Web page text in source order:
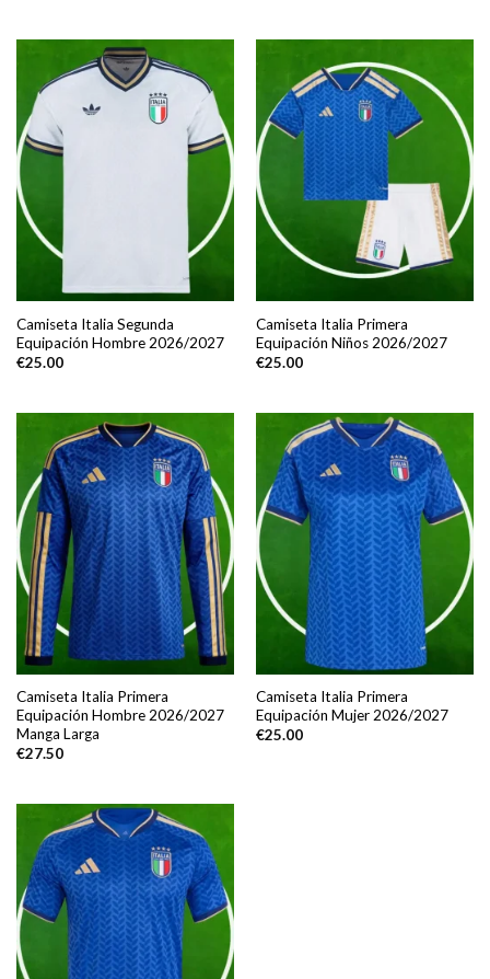
Camiseta Italia Segunda
Equipación Hombre 2026/2027
€25.00
Camiseta Italia Primera
Equipación Niños 2026/2027
€25.00
Camiseta Italia Primera
Equipación Hombre 2026/2027
Manga Larga
€27.50
Camiseta Italia Primera
Equipación Mujer 2026/2027
€25.00